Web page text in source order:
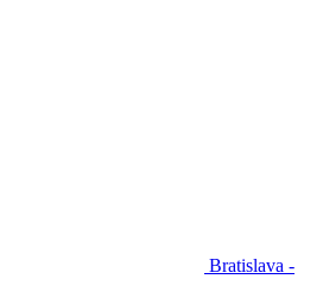
Bratislava -